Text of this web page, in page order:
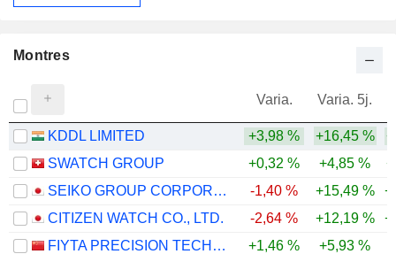
Montres
Varia. Varia. 5j.
KDDL LIMITED +3,98 % +16,45 %
SWATCH GROUP
+0,32 % +4,85 %
SEIKO GROUP CORPORATION
-1,40 % +15,49 %
CITIZEN WATCH CO., LTD.
-2,64 % +12,19 %
FIYTA PRECISION TECHNOLOGY CO., LTD.
+1,46 % +5,93 %